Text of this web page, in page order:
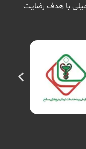
با هدف رضایت